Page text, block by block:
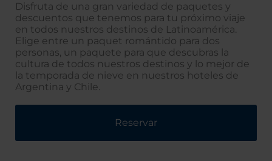
Disfruta de una gran variedad de paquetes y
descuentos que tenemos para tu próximo viaje
en todos nuestros destinos de Latinoamérica.
Elige entre un paquet romántido para dos
personas, un paquete para que descubras la
cultura de todos nuestros destinos y lo mejor de
la temporada de nieve en nuestros hoteles de
Argentina y Chile.
Reservar